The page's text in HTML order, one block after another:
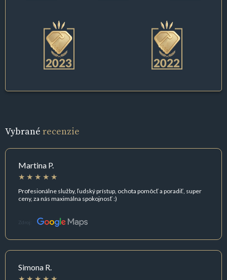
Vybrané recenzie
Martina P.
Profesionálne služby, ľudský prístup, ochota pomôcť a poradiť, super
ceny, za nás maximálna spokojnosť :)
Zdroj:
Simona R.